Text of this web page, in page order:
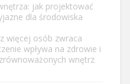
jak projektować
dla środowiska
więcej osób zwraca
wpływa na zdrowie i
wnętrz